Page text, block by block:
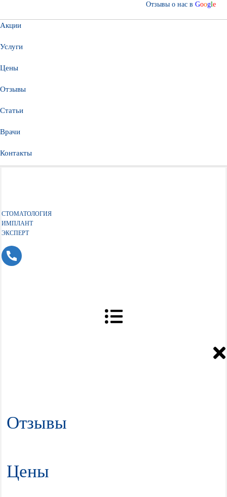
Отзывы о нас в Google
Акции
Услуги
Цены
Отзывы
Статьи
Врачи
Контакты
СТОМАТОЛОГИЯ
ИМПЛАНТ
ЭКСПЕРТ
Отзывы
Цены